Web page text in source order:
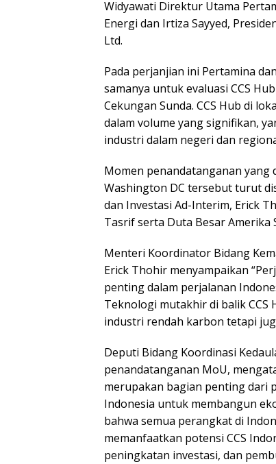
Widyawati Direktur Utama
Energi dan Irtiza Sayyed,
Ltd.
Pada perjanjian ini Pertamina
samanya untuk evaluasi CCS
Cekungan Sunda. CCS Hub di
dalam volume yang signifikan,
industri dalam negeri dan
Momen penandatanganan yang
Washington DC tersebut turut
dan Investasi Ad-Interim, Erick
Tasrif serta Duta Besar
Menteri Koordinator Bidang
Erick Thohir menyampaikan
penting dalam perjalanan
Teknologi mutakhir di balik
industri rendah karbon tetapi
Deputi Bidang Koordinasi
penandatanganan MoU,
merupakan bagian penting dari
Indonesia untuk membangun
bahwa semua perangkat di
memanfaatkan potensi CCS
peningkatan investasi, dan